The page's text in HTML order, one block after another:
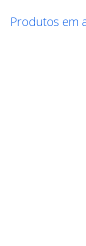
Produtos em